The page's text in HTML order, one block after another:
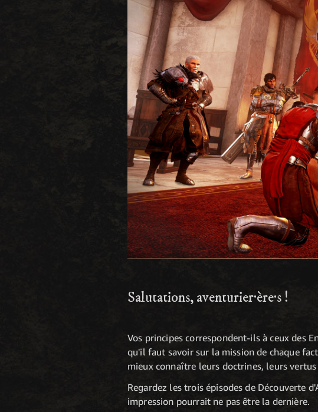
Salutations, aventurier·ère·s !
Vos principes correspondent-ils à ceux des
qu'il faut savoir sur la mission de chaque
mieux connaître leurs doctrines, leurs
Regardez les trois épisodes de Découverte
impression pourrait ne pas être la dernière.